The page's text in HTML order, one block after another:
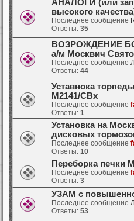
АНАЛОГИ (или
высокого
Последнее сообщение
Ответы: 35
ВОЗРОЖДЕНИЕ
а/м Москвич
Последнее сообщение
Ответы: 44
Уставнока
М2141/СВх
Последнее сообщение
Ответы: 1
Установка на
дисковых
Последнее сообщение
Ответы: 10
Переборка печки
Последнее сообщение
Ответы: 3
УЗАМ с
Последнее сообщение
Ответы: 53